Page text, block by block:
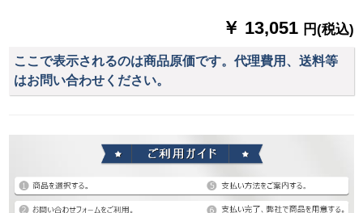
￥ 13,051 円(税込)
ここで表示されるのは商品原価です。代理費用、送料等
はお問い合わせください。